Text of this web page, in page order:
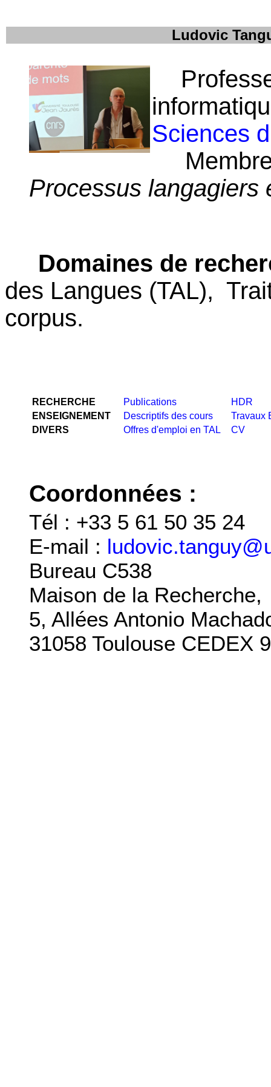
Ludovic
Sciences
Membre
Processus langagiers
Domaines de
des Langues (TAL),
corpus.
RECHERCHE Publications
HDR
ENSEIGNEMENT
Descriptifs des cours
Travaux
DIVERS
Offres d'emploi en TAL CV
Coordonnées :
Tél : +33 5 61 50 35 24
E-mail : ludovic.tanguy@
Bureau C538
Maison de la Recherche,
5, Allées Antonio
31058 Toulouse CEDEX 9